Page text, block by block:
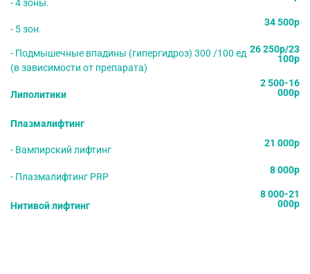
- 4 зоны.
- 5 зон.
34 500р
- Подмышечные впадины (гипергидроз) 300 /100 ед
(в зависимости от препарата)
26 250р/23
100р
Липолитики
2 500-16
000р
Плазмалифтинг
- Вампирский лифтинг
21 000р
- Плазмалифтинг PRP
8 000р
Нитивой лифтинг
8 000-21
000р